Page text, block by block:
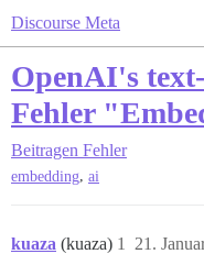
Discourse Meta
OpenAI's
Fehler
Beitragen Fehler
embedding, ai
kuaza (kuaza) 21.
1